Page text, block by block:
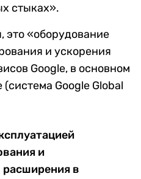
стыках».
это «оборудование
и ускорения
Googlе, в основном
(система Google Global
и
в